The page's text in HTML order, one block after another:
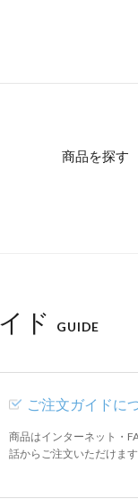
商品を探す
ド GUIDE
ご注文ガイドに
商品はインターネット・
話からご注文いただけます